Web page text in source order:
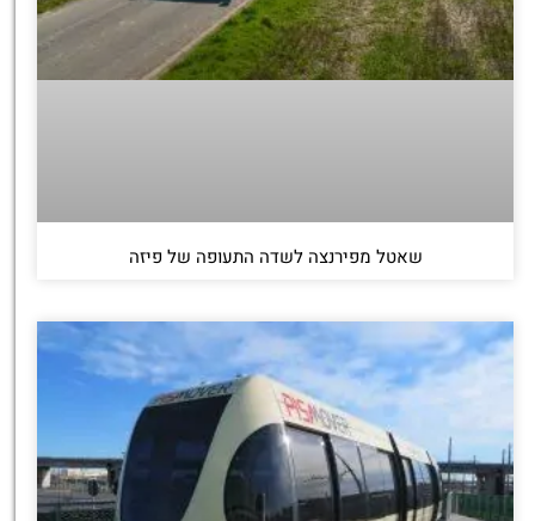
שאטל מפירנצה לשדה התעופה של פיזה